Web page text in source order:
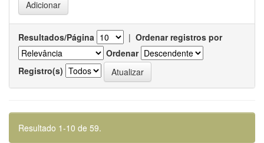
Resultados/Página | Ordenar registros por
Ordenar
Registro(s)
Resultado 1-10 de 59.